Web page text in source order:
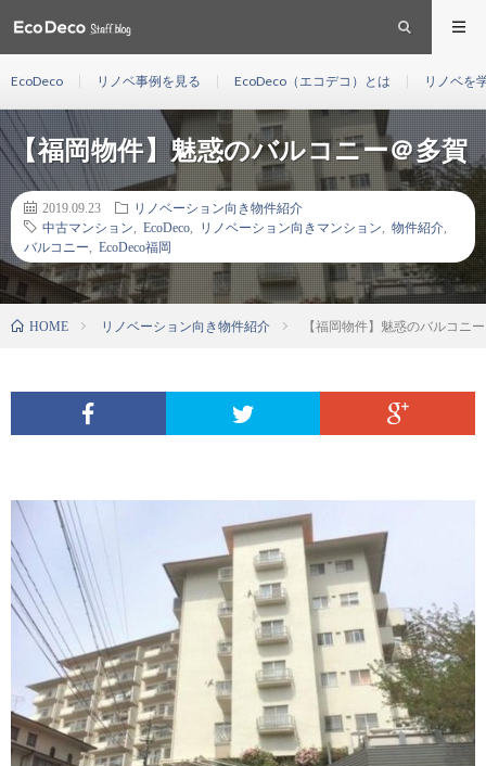
EcoDeco リノベ事例を見る EcoDeco（エコデコ）とは リノベを
【福岡物件】魅惑のバルコニー＠多賀
2019.09.23
リノベーション向き物件紹介
中古マンション
EcoDeco リノベーション向きマンション 物件紹介
バルコニー
EcoDeco福岡
HOME リノベーション向き物件紹介 【福岡物件】魅惑のバルコニ